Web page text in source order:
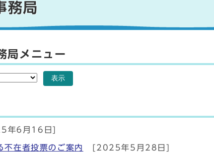
務局
局メニュー
表示
年6月16日]
不在者投票のご案内 [2025年5月28日]